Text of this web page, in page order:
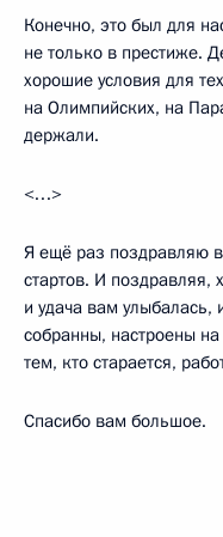
Конечно, это был для
не только в престиже.
хорошие условия для
на Олимпийских, на
держали.
<…>
Я ещё раз поздравляю
стартов. И поздравляя,
и удача вам улыбалась,
собранны, настроены на
тем, кто старается,
Спасибо вам большое.